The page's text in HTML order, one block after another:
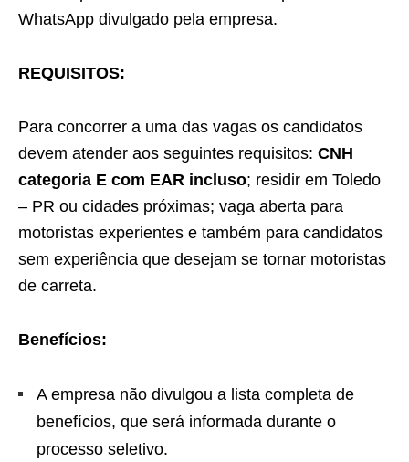
WhatsApp divulgado pela empresa.
REQUISITOS:
Para concorrer a uma das vagas os candidatos
devem atender aos seguintes requisitos: CNH
categoria E com EAR incluso; residir em Toledo
– PR ou cidades próximas; vaga aberta para
motoristas experientes e também para candidatos
sem experiência que desejam se tornar motoristas
de carreta.
Benefícios:
A empresa não divulgou a lista completa de
benefícios, que será informada durante o
processo seletivo.